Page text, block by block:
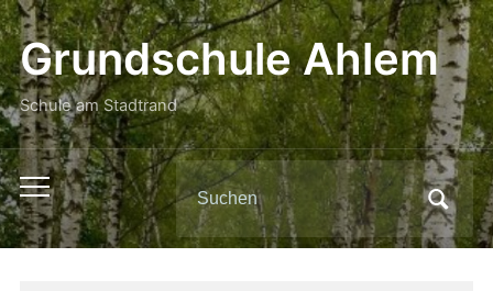
Grundschule Ahlem
Schule am Stadtrand
Toggle
mobile
menu
Search
for: